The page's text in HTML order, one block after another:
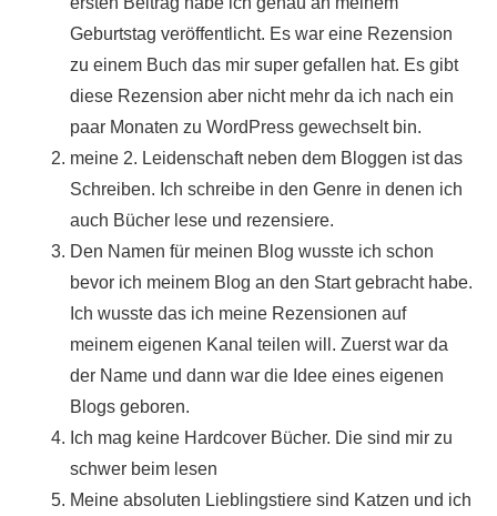
Geburtstag veröffentlicht. Es war eine Rezension
zu einem Buch das mir super gefallen hat. Es gibt
diese Rezension aber nicht mehr da ich nach ein
paar Monaten zu WordPress gewechselt bin.
meine 2. Leidenschaft neben dem Bloggen ist das
Schreiben. Ich schreibe in den Genre in denen ich
auch Bücher lese und rezensiere.
Den Namen für meinen Blog wusste ich schon
bevor ich meinem Blog an den Start gebracht habe.
Ich wusste das ich meine Rezensionen auf
meinem eigenen Kanal teilen will. Zuerst war da
der Name und dann war die Idee eines eigenen
Blogs geboren.
Ich mag keine Hardcover Bücher. Die sind mir zu
schwer beim lesen
Meine absoluten Lieblingstiere sind Katzen und ich